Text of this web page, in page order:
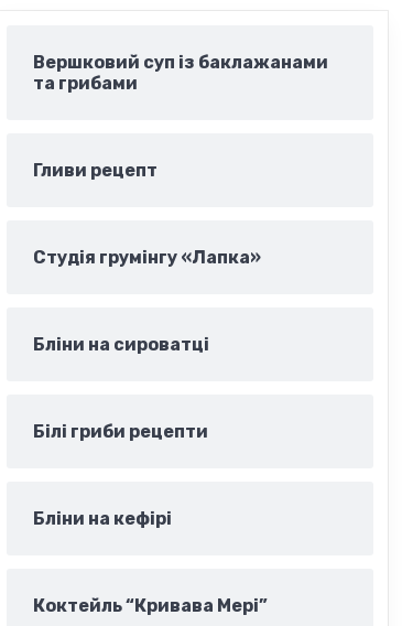
Вершковий суп із баклажанами
та грибами
Гливи рецепт
Студія грумінгу «Лапка»
Бліни на сироватці
Білі гриби рецепти
Бліни на кефірі
Коктейль “Кривава Мері”